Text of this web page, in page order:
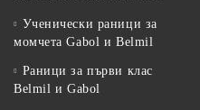
Ученически раници за
момчета Gabol и Belmil
Раници за първи клас
Belmil и Gabol